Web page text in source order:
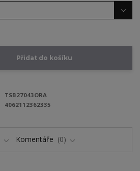
Přidat do košíku
TSB27043ORA
4062112362335
Komentáře 0